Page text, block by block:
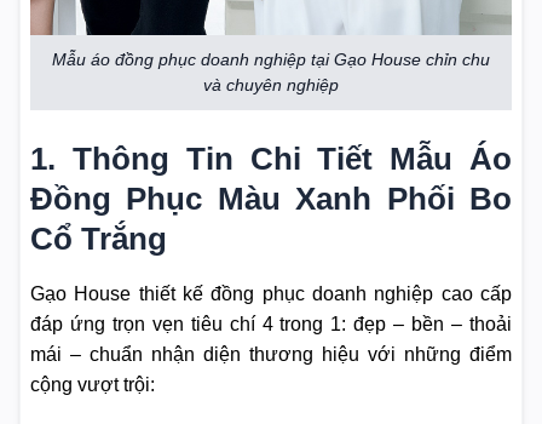
Mẫu áo đồng phục doanh nghiệp tại Gạo House chỉn chu
và chuyên nghiệp
1. Thông Tin Chi Tiết Mẫu Áo
Đồng Phục Màu Xanh Phối Bo
Cổ Trắng
Gạo House thiết kế đồng phục doanh nghiệp cao cấp
đáp ứng trọn vẹn tiêu chí 4 trong 1: đẹp – bền – thoải
mái – chuẩn nhận diện thương hiệu với những điểm
cộng vượt trội: